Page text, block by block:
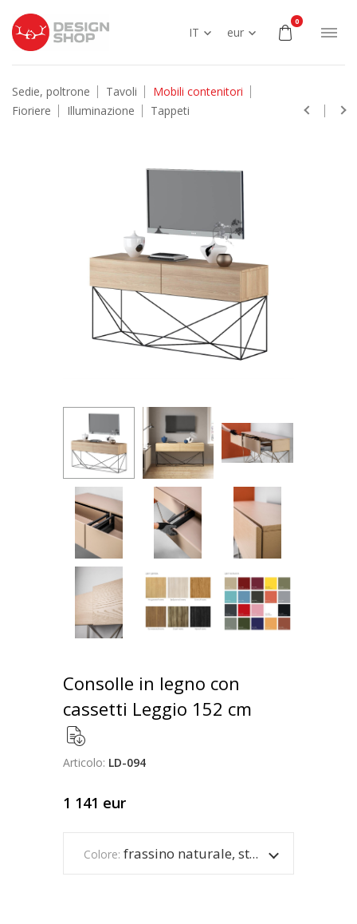
IT eur
0
Sedie, poltrone Tavoli
Mobili contenitori
Fioriere
Illuminazione Tappeti
Consolle in legno con
cassetti Leggio 152 cm
Articolo: LD-094
1 141 eur
Colore: frassino naturale, struttura nera